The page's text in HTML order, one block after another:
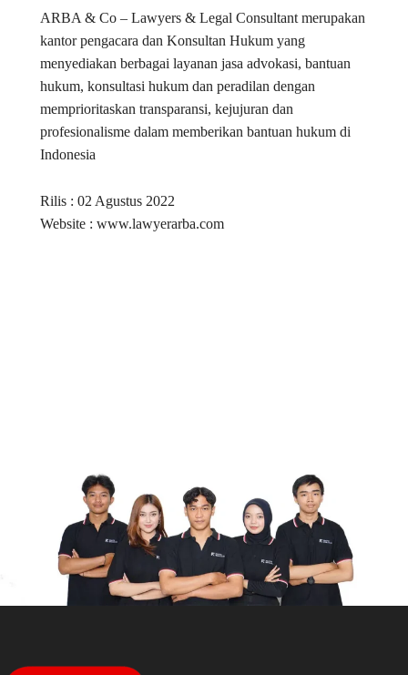
ARBA & Co – Lawyers & Legal Consultant merupakan
kantor pengacara dan Konsultan Hukum yang
menyediakan berbagai layanan jasa advokasi, bantuan
hukum, konsultasi hukum dan peradilan dengan
memprioritaskan transparansi, kejujuran dan
profesionalisme dalam memberikan bantuan hukum di
Indonesia
Rilis : 02 Agustus 2022
Website : www.lawyerarba.com